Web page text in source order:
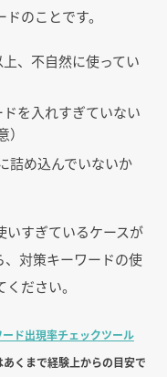
のことです。
、不自然に使ってい
を入れすぎていない
詰め込んでいないか
いすぎているケースが
、対策キーワードの使
ださい。
ード出現率チェックツール
くまで経験上からの目安で